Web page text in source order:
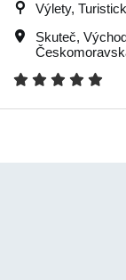
Výlety,
Skuteč,